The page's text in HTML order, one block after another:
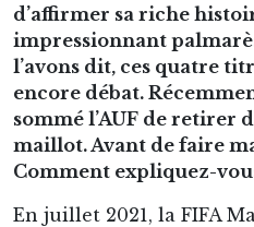
d’affirmer sa riche
impressionnant
l’avons dit, ces quatre
encore débat.
sommé l’AUF de retirer
maillot. Avant de faire
Comment expliquez-
En juillet 2021, la FIFA